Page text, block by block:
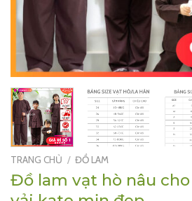
TRANG CHỦ / ĐỒ LAM
Đồ lam vạt hò nâu